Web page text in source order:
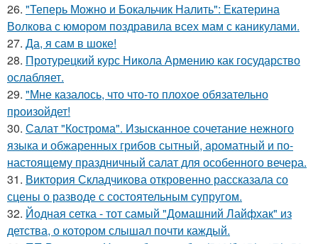
26. "Теперь Можно и Бокальчик Налить": Екатерина
Волкова с юмором поздравила всех мам с каникулами.
27. Да, я сам в шоке!
28. Протурецкий курс Никола Армению как государство
ослабляет.
29. "Мне казалось, что что-то плохое обязательно
произойдет!
30. Салат "Кострома". Изысканное сочетание нежного
языка и обжаренных грибов сытный, ароматный и по-
настоящему праздничный салат для особенного вечера.
31. Виктория Складчикова откровенно рассказала со
сцены о разводе с состоятельным супругом.
32. Йодная сетка - тот самый "Домашний Лайфхак" из
детства, о котором слышал почти каждый.